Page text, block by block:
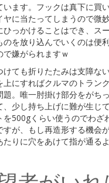
います。フックは真下に買
ヤに当たってしまうので微
ひっかけることはでき、ス
のを放り込んでいくのは便
で嫌がられますｗ
けても折りたたみは支障な
上にすればクルマのトラン
題。唯一肘掛け部分をがち
、少し持ち上げに難が生じ
を500gくらい使うのでわざ
すが、もし再造形する機会
たりに穴をあけて指が通る